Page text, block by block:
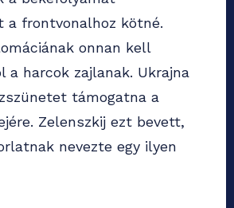
a frontvonalhoz kötné.
onnan kell
a harcok zajlanak. Ukrajna
támogatna a
Zelenszkij ezt bevett,
nevezte egy ilyen